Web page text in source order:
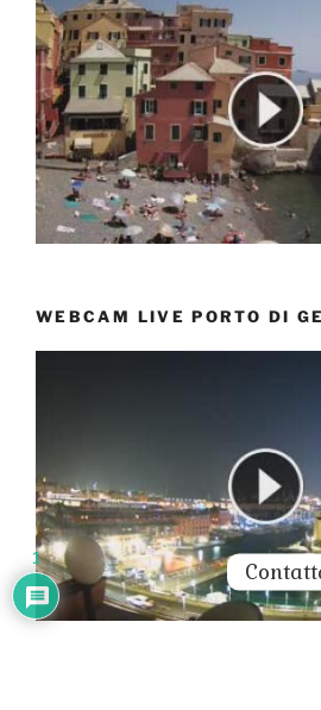
WEBCAM LIVE PORTO DI
1